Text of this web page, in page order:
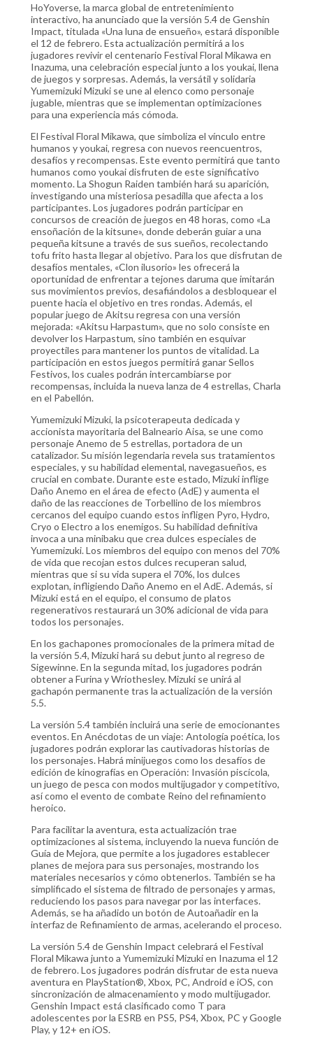
HoYoverse, la marca global de entretenimiento
interactivo, ha anunciado que la versión 5.4 de Genshin
Impact, titulada «Una luna de ensueño», estará disponible
el 12 de febrero. Esta actualización permitirá a los
jugadores revivir el centenario Festival Floral Mikawa en
Inazuma, una celebración especial junto a los youkai, llena
de juegos y sorpresas. Además, la versátil y solidaria
Yumemizuki Mizuki se une al elenco como personaje
jugable, mientras que se implementan optimizaciones
para una experiencia más cómoda.
El Festival Floral Mikawa, que simboliza el vínculo entre
humanos y youkai, regresa con nuevos reencuentros,
desafíos y recompensas. Este evento permitirá que tanto
humanos como youkai disfruten de este significativo
momento. La Shogun Raiden también hará su aparición,
investigando una misteriosa pesadilla que afecta a los
participantes. Los jugadores podrán participar en
concursos de creación de juegos en 48 horas, como «La
ensoñación de la kitsune», donde deberán guiar a una
pequeña kitsune a través de sus sueños, recolectando
tofu frito hasta llegar al objetivo. Para los que disfrutan de
desafíos mentales, «Clon ilusorio» les ofrecerá la
oportunidad de enfrentar a tejones daruma que imitarán
sus movimientos previos, desafiándolos a desbloquear el
puente hacia el objetivo en tres rondas. Además, el
popular juego de Akitsu regresa con una versión
mejorada: «Akitsu Harpastum», que no solo consiste en
devolver los Harpastum, sino también en esquivar
proyectiles para mantener los puntos de vitalidad. La
participación en estos juegos permitirá ganar Sellos
Festivos, los cuales podrán intercambiarse por
recompensas, incluida la nueva lanza de 4 estrellas, Charla
en el Pabellón.
Yumemizuki Mizuki, la psicoterapeuta dedicada y
accionista mayoritaria del Balneario Aisa, se une como
personaje Anemo de 5 estrellas, portadora de un
catalizador. Su misión legendaria revela sus tratamientos
especiales, y su habilidad elemental, navegasueños, es
crucial en combate. Durante este estado, Mizuki inflige
Daño Anemo en el área de efecto (AdE) y aumenta el
daño de las reacciones de Torbellino de los miembros
cercanos del equipo cuando estos infligen Pyro, Hydro,
Cryo o Electro a los enemigos. Su habilidad definitiva
invoca a una minibaku que crea dulces especiales de
Yumemizuki. Los miembros del equipo con menos del 70%
de vida que recojan estos dulces recuperan salud,
mientras que si su vida supera el 70%, los dulces
explotan, infligiendo Daño Anemo en el AdE. Además, si
Mizuki está en el equipo, el consumo de platos
regenerativos restaurará un 30% adicional de vida para
todos los personajes.
En los gachapones promocionales de la primera mitad de
la versión 5.4, Mizuki hará su debut junto al regreso de
Sigewinne. En la segunda mitad, los jugadores podrán
obtener a Furina y Wriothesley. Mizuki se unirá al
gachapón permanente tras la actualización de la versión
5.5.
La versión 5.4 también incluirá una serie de emocionantes
eventos. En Anécdotas de un viaje: Antología poética, los
jugadores podrán explorar las cautivadoras historias de
los personajes. Habrá minijuegos como los desafíos de
edición de kinografías en Operación: Invasión piscícola,
un juego de pesca con modos multijugador y competitivo,
así como el evento de combate Reino del refinamiento
heroico.
Para facilitar la aventura, esta actualización trae
optimizaciones al sistema, incluyendo la nueva función de
Guía de Mejora, que permite a los jugadores establecer
planes de mejora para sus personajes, mostrando los
materiales necesarios y cómo obtenerlos. También se ha
simplificado el sistema de filtrado de personajes y armas,
reduciendo los pasos para navegar por las interfaces.
Además, se ha añadido un botón de Autoañadir en la
interfaz de Refinamiento de armas, acelerando el proceso.
La versión 5.4 de Genshin Impact celebrará el Festival
Floral Mikawa junto a Yumemizuki Mizuki en Inazuma el 12
de febrero. Los jugadores podrán disfrutar de esta nueva
aventura en PlayStation®, Xbox, PC, Android e iOS, con
sincronización de almacenamiento y modo multijugador.
Genshin Impact está clasificado como T para
adolescentes por la ESRB en PS5, PS4, Xbox, PC y Google
Play, y 12+ en iOS.